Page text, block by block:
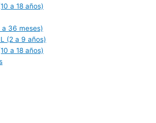
a 18 años)
a 36 meses)
(2 a 9 años)
a 18 años)